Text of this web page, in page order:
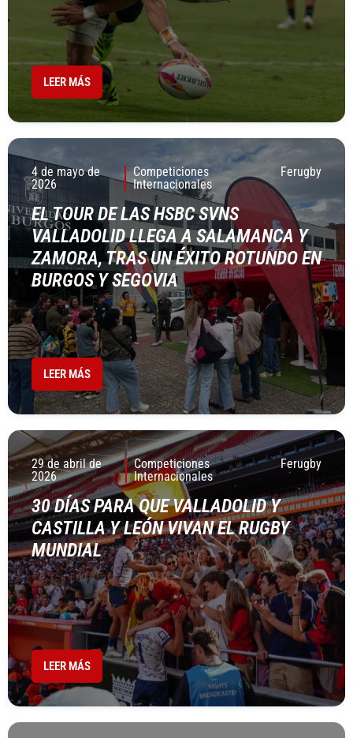
LEER MÁS
4 de mayo de
2026
Competiciones
Internacionales
Ferugby
EL TOUR DE LAS HSBC SVNS
VALLADOLID LLEGA A SALAMANCA Y
ZAMORA, TRAS UN ÉXITO ROTUNDO EN
BURGOS Y SEGOVIA
LEER MÁS
29 de abril de
2026
Competiciones
Internacionales
Ferugby
30 DÍAS PARA QUE VALLADOLID Y
CASTILLA Y LEÓN VIVAN EL RUGBY
MUNDIAL
LEER MÁS